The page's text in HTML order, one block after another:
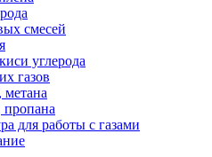
смесей
углерода
газов
для работы с газами